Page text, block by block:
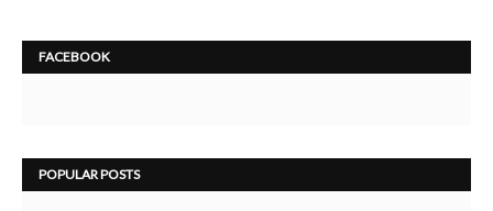
FACEBOOK
POPULAR POSTS